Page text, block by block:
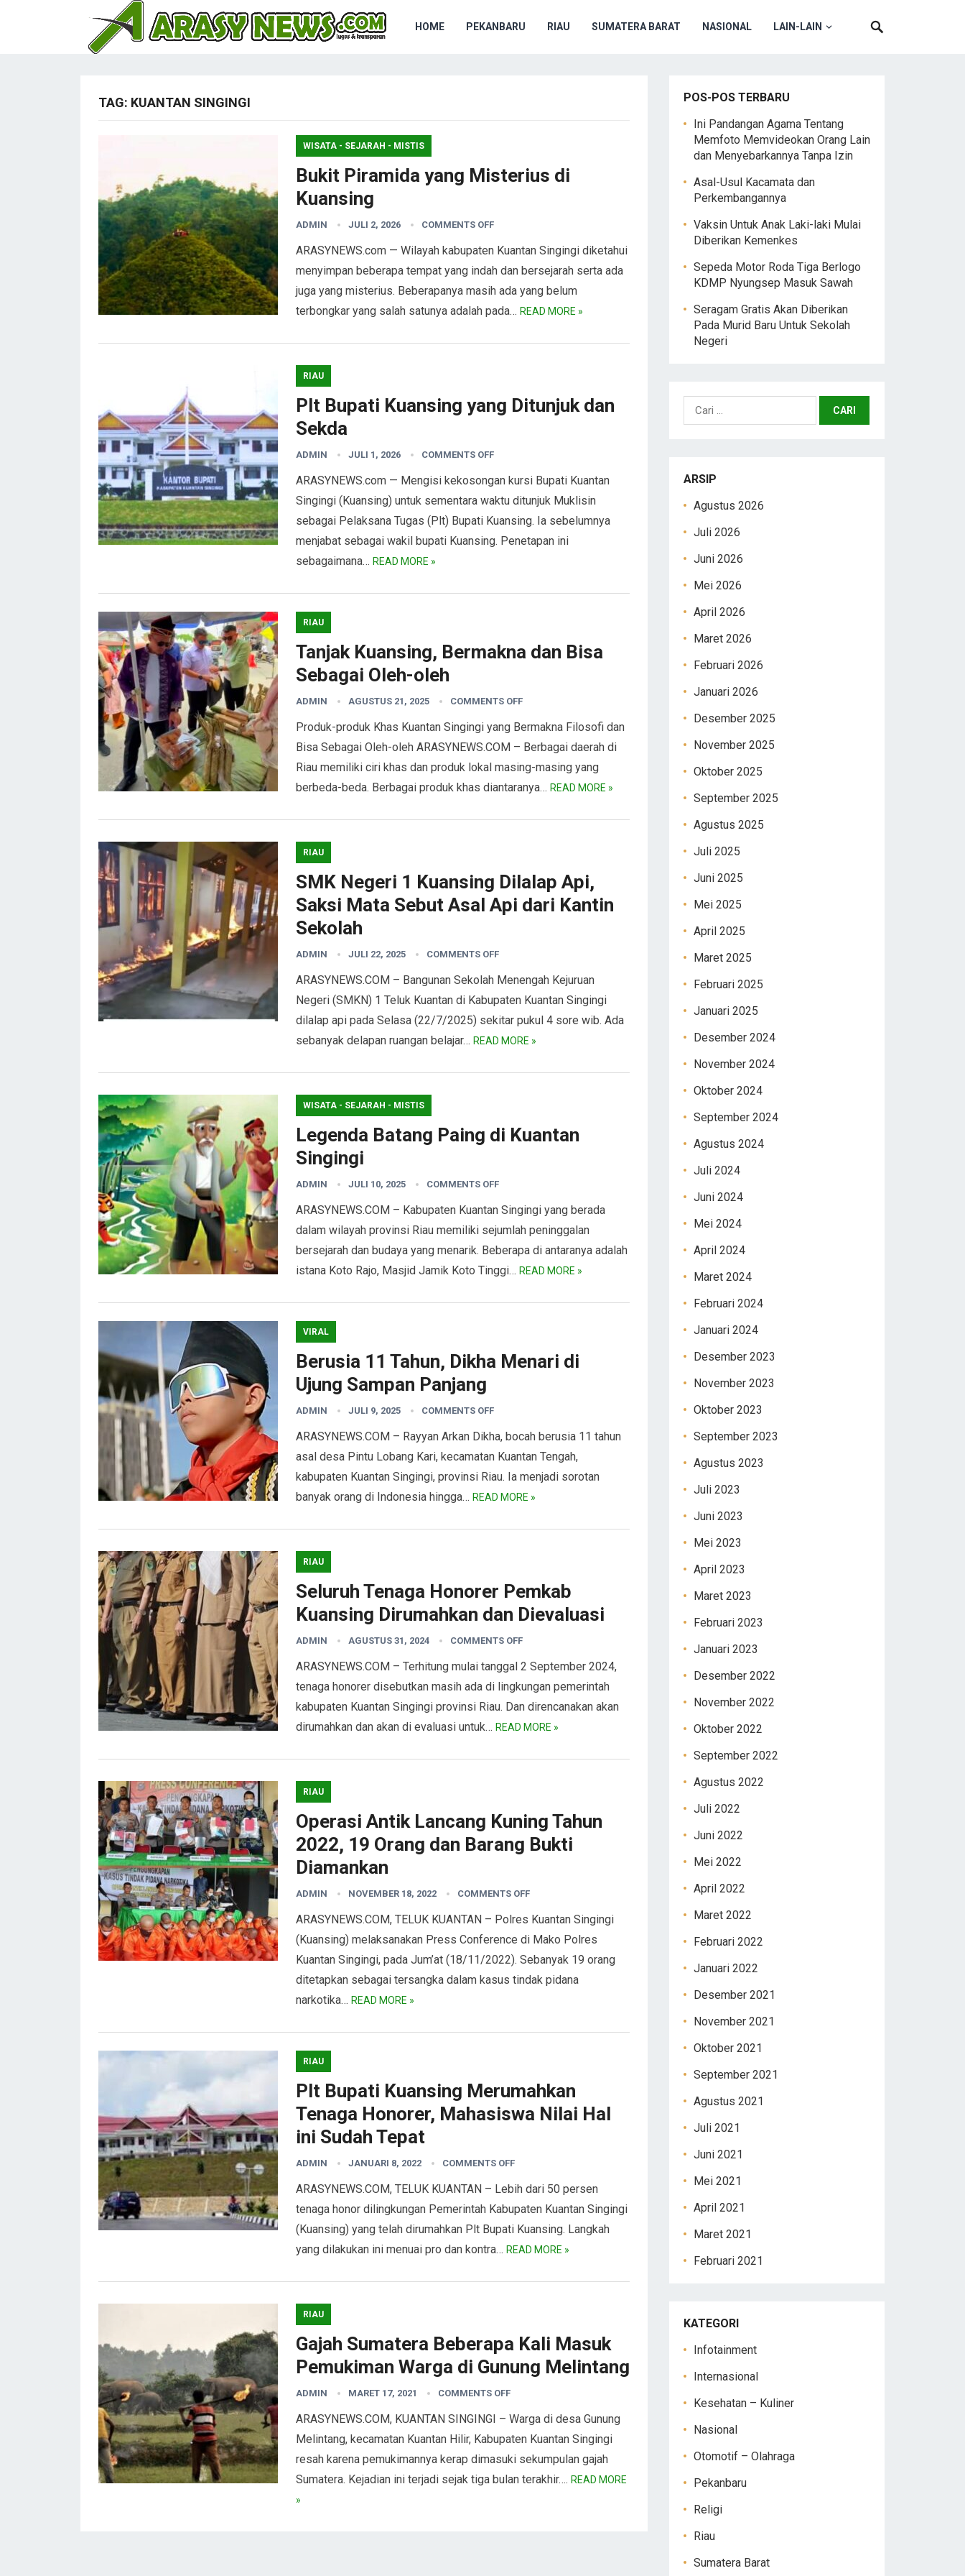
HOME PEKANBARU RIAU SUMATERA BARAT NASIONAL LAIN-LAIN
TAG: KUANTAN SINGINGI
WISATA - SEJARAH - MISTIS
Bukit Piramida yang Misterius di
Kuansing
ADMIN JULI 2, 2026 COMMENTS OFF
ARASYNEWS.com — Wilayah kabupaten Kuantan Singingi diketahui
menyimpan beberapa tempat yang indah dan bersejarah serta ada
juga yang misterius. Beberapanya masih ada yang belum
terbongkar yang salah satunya adalah pada… READ MORE »
RIAU
Plt Bupati Kuansing yang Ditunjuk dan
Sekda
ADMIN JULI 1, 2026 COMMENTS OFF
ARASYNEWS.com — Mengisi kekosongan kursi Bupati Kuantan
Singingi (Kuansing) untuk sementara waktu ditunjuk Muklisin
sebagai Pelaksana Tugas (Plt) Bupati Kuansing. Ia sebelumnya
menjabat sebagai wakil bupati Kuansing. Penetapan ini
sebagaimana… READ MORE »
RIAU
Tanjak Kuansing, Bermakna dan Bisa
Sebagai Oleh-oleh
ADMIN AGUSTUS 21, 2025 COMMENTS OFF
Produk-produk Khas Kuantan Singingi yang Bermakna Filosofi dan
Bisa Sebagai Oleh-oleh ARASYNEWS.COM – Berbagai daerah di
Riau memiliki ciri khas dan produk lokal masing-masing yang
berbeda-beda. Berbagai produk khas diantaranya… READ MORE »
RIAU
SMK Negeri 1 Kuansing Dilalap Api,
Saksi Mata Sebut Asal Api dari Kantin
Sekolah
ADMIN JULI 22, 2025 COMMENTS OFF
ARASYNEWS.COM – Bangunan Sekolah Menengah Kejuruan
Negeri (SMKN) 1 Teluk Kuantan di Kabupaten Kuantan Singingi
dilalap api pada Selasa (22/7/2025) sekitar pukul 4 sore wib. Ada
sebanyak delapan ruangan belajar… READ MORE »
WISATA - SEJARAH - MISTIS
Legenda Batang Paing di Kuantan
Singingi
ADMIN JULI 10, 2025 COMMENTS OFF
ARASYNEWS.COM – Kabupaten Kuantan Singingi yang berada
dalam wilayah provinsi Riau memiliki sejumlah peninggalan
bersejarah dan budaya yang menarik. Beberapa di antaranya adalah
istana Koto Rajo, Masjid Jamik Koto Tinggi… READ MORE »
VIRAL
Berusia 11 Tahun, Dikha Menari di
Ujung Sampan Panjang
ADMIN JULI 9, 2025 COMMENTS OFF
ARASYNEWS.COM – Rayyan Arkan Dikha, bocah berusia 11 tahun
asal desa Pintu Lobang Kari, kecamatan Kuantan Tengah,
kabupaten Kuantan Singingi, provinsi Riau. Ia menjadi sorotan
banyak orang di Indonesia hingga… READ MORE »
RIAU
Seluruh Tenaga Honorer Pemkab
Kuansing Dirumahkan dan Dievaluasi
ADMIN AGUSTUS 31, 2024 COMMENTS OFF
ARASYNEWS.COM – Terhitung mulai tanggal 2 September 2024,
tenaga honorer disebutkan masih ada di lingkungan pemerintah
kabupaten Kuantan Singingi provinsi Riau. Dan direncanakan akan
dirumahkan dan akan di evaluasi untuk… READ MORE »
RIAU
Operasi Antik Lancang Kuning Tahun
2022, 19 Orang dan Barang Bukti
Diamankan
ADMIN NOVEMBER 18, 2022 COMMENTS OFF
ARASYNEWS.COM, TELUK KUANTAN – Polres Kuantan Singingi
(Kuansing) melaksanakan Press Conference di Mako Polres
Kuantan Singingi, pada Jum’at (18/11/2022). Sebanyak 19 orang
ditetapkan sebagai tersangka dalam kasus tindak pidana
narkotika… READ MORE »
RIAU
Plt Bupati Kuansing Merumahkan
Tenaga Honorer, Mahasiswa Nilai Hal
ini Sudah Tepat
ADMIN JANUARI 8, 2022 COMMENTS OFF
ARASYNEWS.COM, TELUK KUANTAN – Lebih dari 50 persen
tenaga honor dilingkungan Pemerintah Kabupaten Kuantan Singingi
(Kuansing) yang telah dirumahkan Plt Bupati Kuansing. Langkah
yang dilakukan ini menuai pro dan kontra… READ MORE »
RIAU
Gajah Sumatera Beberapa Kali Masuk
Pemukiman Warga di Gunung Melintang
ADMIN MARET 17, 2021 COMMENTS OFF
ARASYNEWS.COM, KUANTAN SINGINGI – Warga di desa Gunung
Melintang, kecamatan Kuantan Hilir, Kabupaten Kuantan Singingi
resah karena pemukimannya kerap dimasuki sekumpulan gajah
Sumatera. Kejadian ini terjadi sejak tiga bulan terakhir…. READ MORE
»
POS-POS TERBARU
Ini Pandangan Agama Tentang
Memfoto Memvideokan Orang Lain
dan Menyebarkannya Tanpa Izin
Asal-Usul Kacamata dan
Perkembangannya
Vaksin Untuk Anak Laki-laki Mulai
Diberikan Kemenkes
Sepeda Motor Roda Tiga Berlogo
KDMP Nyungsep Masuk Sawah
Seragam Gratis Akan Diberikan
Pada Murid Baru Untuk Sekolah
Negeri
Cari
untuk:
ARSIP
Agustus 2026
Juli 2026
Juni 2026
Mei 2026
April 2026
Maret 2026
Februari 2026
Januari 2026
Desember 2025
November 2025
Oktober 2025
September 2025
Agustus 2025
Juli 2025
Juni 2025
Mei 2025
April 2025
Maret 2025
Februari 2025
Januari 2025
Desember 2024
November 2024
Oktober 2024
September 2024
Agustus 2024
Juli 2024
Juni 2024
Mei 2024
April 2024
Maret 2024
Februari 2024
Januari 2024
Desember 2023
November 2023
Oktober 2023
September 2023
Agustus 2023
Juli 2023
Juni 2023
Mei 2023
April 2023
Maret 2023
Februari 2023
Januari 2023
Desember 2022
November 2022
Oktober 2022
September 2022
Agustus 2022
Juli 2022
Juni 2022
Mei 2022
April 2022
Maret 2022
Februari 2022
Januari 2022
Desember 2021
November 2021
Oktober 2021
September 2021
Agustus 2021
Juli 2021
Juni 2021
Mei 2021
April 2021
Maret 2021
Februari 2021
KATEGORI
Infotainment
Internasional
Kesehatan – Kuliner
Nasional
Otomotif – Olahraga
Pekanbaru
Religi
Riau
Sumatera Barat